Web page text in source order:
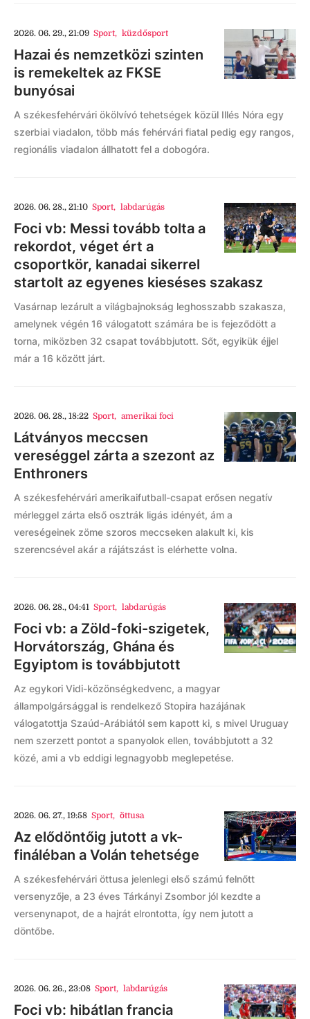
2026. 06. 29., 21:09 Sport, küzdősport
Hazai és nemzetközi szinten
is remekeltek az FKSE
bunyósai
A székesfehérvári ökölvívó tehetségek közül Illés Nóra egy
szerbiai viadalon, több más fehérvári fiatal pedig egy rangos,
regionális viadalon állhatott fel a dobogóra.
2026. 06. 28., 21:10 Sport, labdarúgás
Foci vb: Messi tovább tolta a
rekordot, véget ért a
csoportkör, kanadai sikerrel
startolt az egyenes kieséses szakasz
Vasárnap lezárult a világbajnokság leghosszabb szakasza,
amelynek végén 16 válogatott számára be is fejeződött a
torna, miközben 32 csapat továbbjutott. Sőt, egyikük éjjel
már a 16 között járt.
2026. 06. 28., 18:22 Sport, amerikai foci
Látványos meccsen
vereséggel zárta a szezont az
Enthroners
A székesfehérvári amerikaifutball-csapat erősen negatív
mérleggel zárta első osztrák ligás idényét, ám a
vereségeinek zöme szoros meccseken alakult ki, kis
szerencsével akár a rájátszást is elérhette volna.
2026. 06. 28., 04:41 Sport, labdarúgás
Foci vb: a Zöld-foki-szigetek,
Horvátország, Ghána és
Egyiptom is továbbjutott
Az egykori Vidi-közönségkedvenc, a magyar
állampolgársággal is rendelkező Stopira hazájának
válogatottja Szaúd-Arábiától sem kapott ki, s mivel Uruguay
nem szerzett pontot a spanyolok ellen, továbbjutott a 32
közé, ami a vb eddigi legnagyobb meglepetése.
2026. 06. 27., 19:58 Sport, öttusa
Az elődöntőig jutott a vk-
fináléban a Volán tehetsége
A székesfehérvári öttusa jelenlegi első számú felnőtt
versenyzője, a 23 éves Tárkányi Zsombor jól kezdte a
versenynapot, de a hajrát elrontotta, így nem jutott a
döntőbe.
2026. 06. 26., 23:08 Sport, labdarúgás
Foci vb: hibátlan francia